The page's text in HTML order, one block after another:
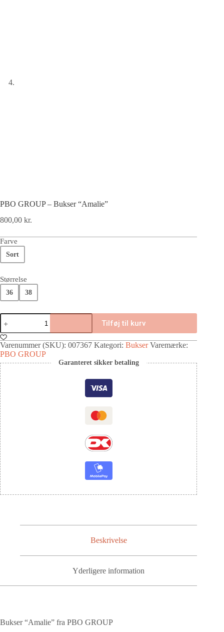
PBO GROUP – Bukser “Amalie”
800,00 kr.
Farve
Sort
Størrelse
36 38
Tilføj til kurv
Varenummer (SKU): 007367 Kategori: Bukser Varemærke:
PBO GROUP
Garanteret sikker betaling
Beskrivelse
Yderligere information
Bukser “Amalie” fra PBO GROUP